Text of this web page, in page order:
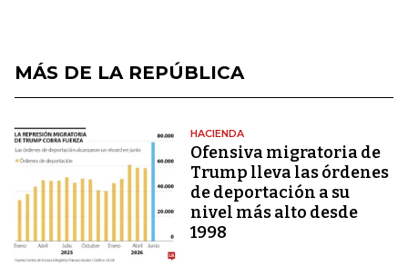
MÁS DE LA REPÚBLICA
HACIENDA
Ofensiva migratoria de
Trump lleva las órdenes
de deportación a su
nivel más alto desde
1998